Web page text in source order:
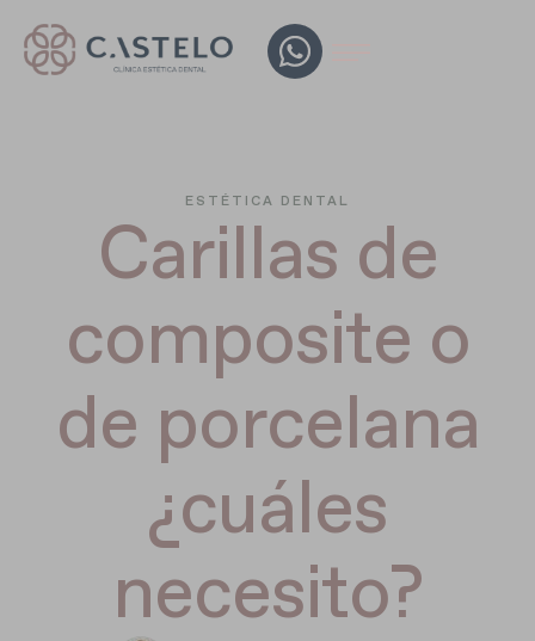
ESTÉTICA DENTAL
Carillas de
composite o
de porcelana
¿cuáles
necesito?